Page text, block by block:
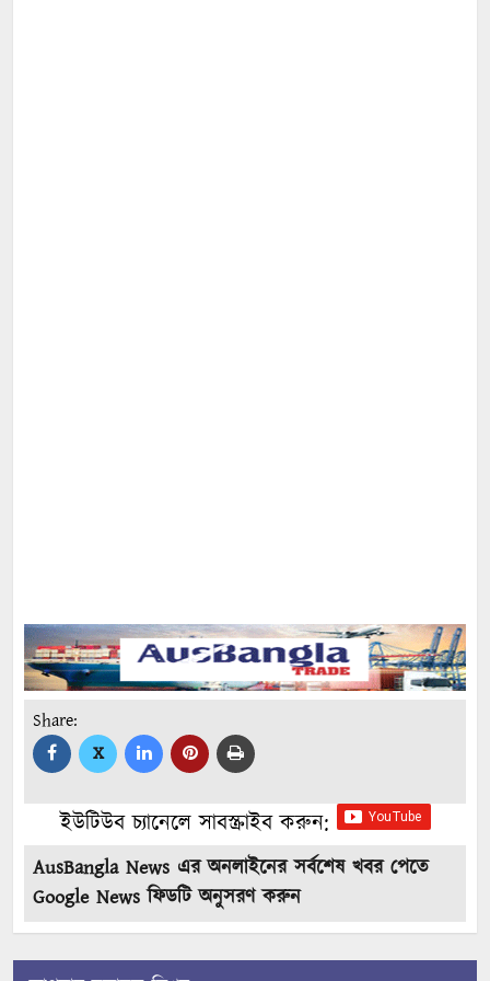
Share:
X
ইউটিউব চ্যানেলে সাবস্ক্রাইব করুন:
AusBangla News এর অনলাইনের সর্বশেষ খবর পেতে
Google News ফিডটি অনুসরণ করুন